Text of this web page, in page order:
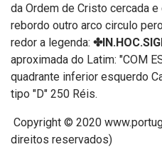
da Ordem de Cristo cercada
rebordo outro arco circulo
redor a legenda:
aproximada do Latim: "COM
quadrante inferior esquerdo
tipo "D" 250 Réis.
Copyright © 2020
direitos reservados)